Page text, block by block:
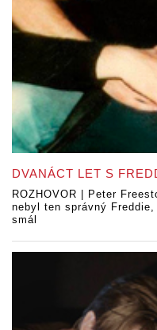
DVANÁCT LET S
ROZHOVOR | Peter
nebyl ten správný
smál